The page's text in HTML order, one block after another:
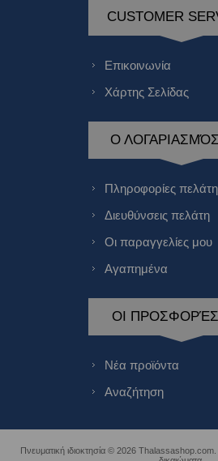
CUSTOMER
Επικοινωνία
Χάρτης Σελίδας
Ο
Πληροφορίες πελάτη
Διευθύνσεις πελάτη
Οι παραγγελίες μου
Αγαπημένα
ΟΙ
Νέα προϊόντα
Αναζήτηση
Πνευματική ιδιοκτησία © 2026 Thalassashop.com.